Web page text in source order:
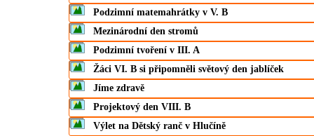
Podzimní matemahrátky v V. B
Mezinárodní den stromů
Podzimní tvoření v III. A
Žáci VI. B si připomněli světový den jablíček
Jíme zdravě
Projektový den VIII. B
Výlet na Dětský ranč v Hlučíně